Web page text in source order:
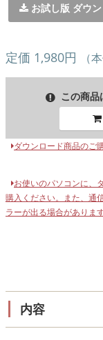
お試し版 ダウ
定価 1,980円 （
この商品
ダウンロード商品のご
お使いのパソコンに、
購入ください。また、通
ラーが出る場合がありま
内容